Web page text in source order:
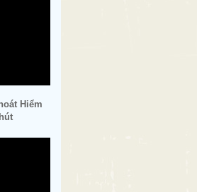
Hiểm